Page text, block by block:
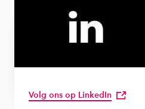
Volg ons op LinkedIn